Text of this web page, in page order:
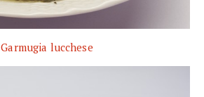
Garmugia lucchese